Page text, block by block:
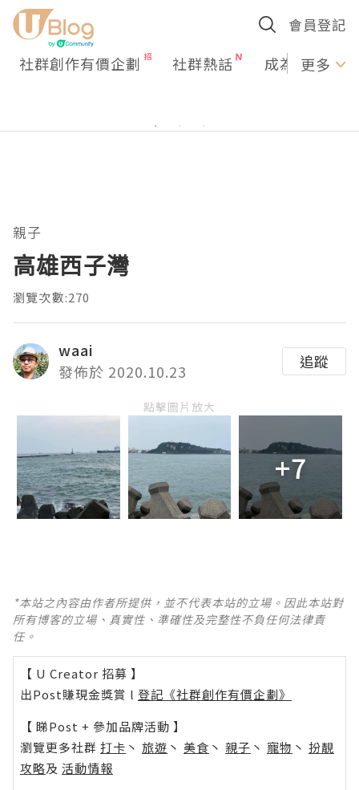
會員登記
社群創作有價企劃 社群熱話 成為U更多
親子
高雄西子灣
瀏覽次數:270
waai
發佈於 2020.10.23
追蹤
點擊圖片放大
+7
*本站之內容由作者所提供，並不代表本站的立場。因此本站對
所有博客的立場、真實性、準確性及完整性不負任何法律責
任。
【 U Creator 招募 】
出Post賺現金獎賞 l 登記《社群創作有價企劃》
【 睇Post + 參加品牌活動 】
瀏覽更多社群 打卡 丶 旅遊 丶 美食 丶 親子 丶 寵物 丶 扮靚
攻略及 活動情報